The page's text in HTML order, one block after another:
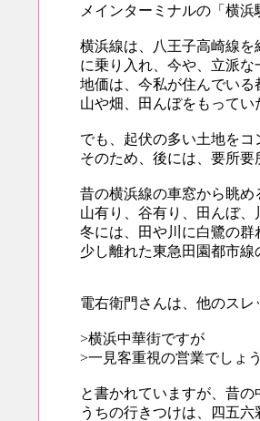
メインターミナルの「横
横浜線は、八王子高崎線を
に乗り入れ、今や、立派な
地価は、今私が住んでいる
山や畑、田んぼをもってい
でも、起伏の多い土地を
そのため、後には、要所要
昔の横浜線の車窓から眺め
山有り、谷有り、田んぼ
冬には、田や川に白鷺の群
少し離れた東急田園都市線
電右衛門さんは、他のスレ
>横浜中華街ですが
>一見客重視の営業でしょ
と書かれていますが、昔
うちの行きつけは、四五